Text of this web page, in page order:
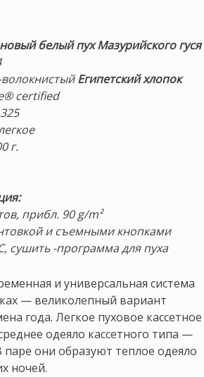
белый пух Мазурийского гуся
Египетский хлопок
certified
г.
прибл. 90 g/m²
и съемными кнопками
сушить -программа для пуха
и универсальная система
— великолепный вариант
года. Легкое пуховое кассетное
одеяло кассетного типа —
паре они образуют теплое одеяло
ночей.